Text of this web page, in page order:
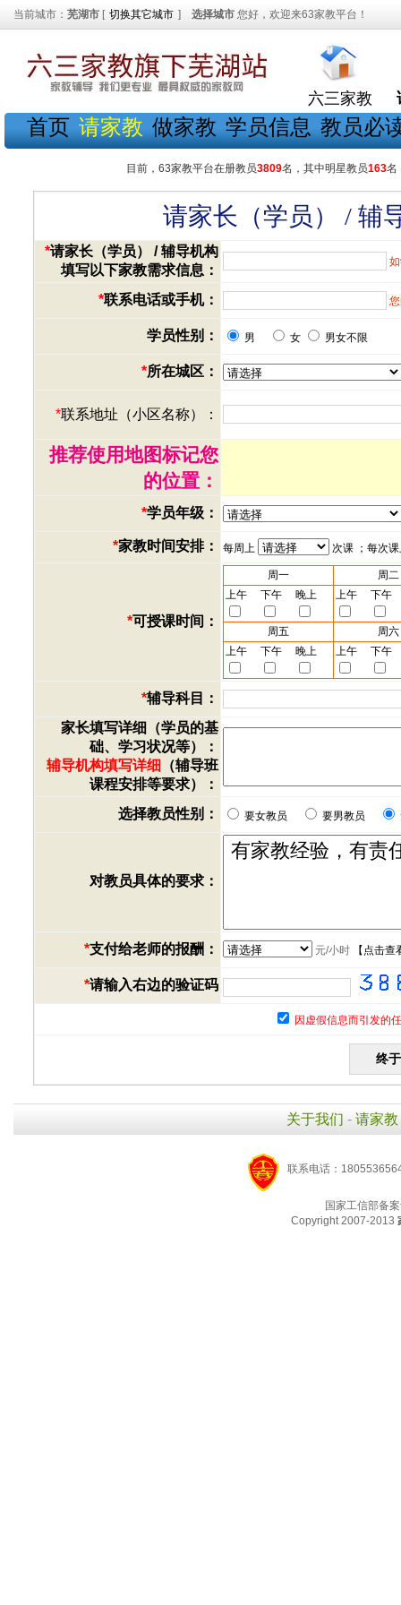
当前城市： 芜湖市 [ 切换其它城市 ] 选择城市 您好，欢迎来63家教平台！
六三家教
首页 请家教 做家教 学员信息 教员必
目前，63家教平台在册教员3809名，其中明星教员163名
请家长（学员） / 辅
*请家长（学员） / 辅导机构
填写以下家教需求信息：
*联系电话或手机：
学员性别： 男 女 男女不限
*所在城区：
*联系地址（小区名称）：
推荐使用地图标记您
的位置：
*学员年级：
*家教时间安排： 每周上 次课 ；每次
*可授课时间：
周一
周二
上午
下午 晚上 上午 下午
周五
周六
上午
下午 晚上 上午 下午
*辅导科目：
家长填写详细（学员的基
础、学习状况等）：
辅导机构填写详细 （辅导班
课程安排等要求）：
选择教员性别：
要女教员 要男教员
对教员具体的要求：
*支付给老师的报酬： 元/小时【 点击查
*请输入右边的验证码
因虚假信息而引发的
关于我们 - 请家教
联系电话：
国家工信部备
Copyright 2007-2013